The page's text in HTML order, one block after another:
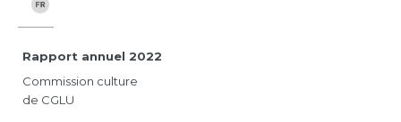
Rapport annuel 2022
Commission culture
de CGLU